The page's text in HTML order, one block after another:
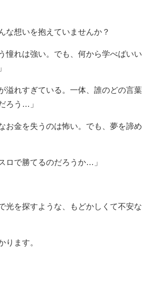
な想いを抱えていませんか？
憧れは強い。でも、何から学べばいい
溢れすぎている。一体、誰のどの言葉
ろう…」
お金を失うのは怖い。でも、夢を諦め
ロで勝てるのだろうか…」
光を探すような、もどかしくて不安な
ります。